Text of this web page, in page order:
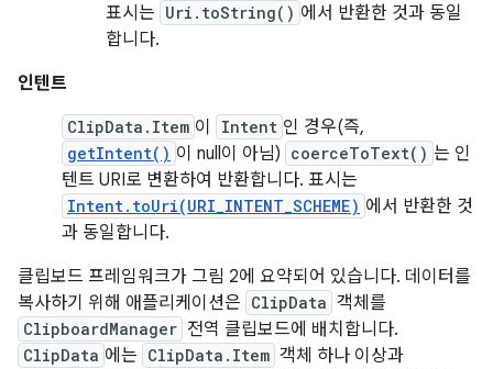
표시는 Uri.toString() 에서 반환한 것과 동일
합니다.
인텐트
ClipData.Item 이 Intent 인 경우(즉,
getIntent() 이 null이 아님) coerceToText() 는 인
텐트 URI로 변환하여 반환합니다. 표시는
Intent.toUri(URI_INTENT_SCHEME) 에서 반환한 것
과 동일합니다.
클립보드 프레임워크가 그림 2에 요약되어 있습니다. 데이터를
복사하기 위해 애플리케이션은 ClipData 객체를
ClipboardManager 전역 클립보드에 배치합니다.
ClipData 에는 ClipData.Item 객체 하나 이상과